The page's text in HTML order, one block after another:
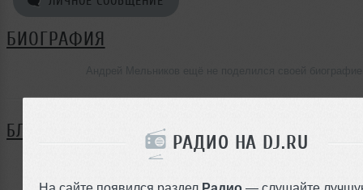
РАДИО НА DJ.RU
На сайте появился раздел Радио — слушайте
БИОГРАФИЯ
БЛОГ